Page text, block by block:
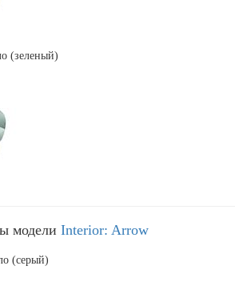
(зеленый)
модели Interior: Arrow
(серый)